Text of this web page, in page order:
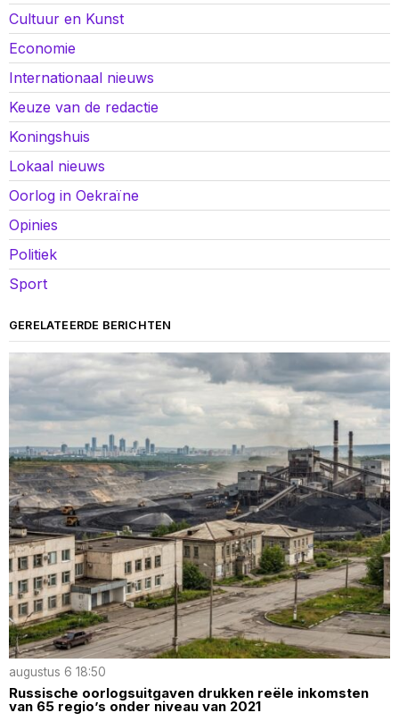
Cultuur en Kunst
Economie
Internationaal nieuws
Keuze van de redactie
Koningshuis
Lokaal nieuws
Oorlog in Oekraïne
Opinies
Politiek
Sport
GERELATEERDE BERICHTEN
augustus 6 18:50
Russische oorlogsuitgaven drukken reële inkomsten
van 65 regio’s onder niveau van 2021